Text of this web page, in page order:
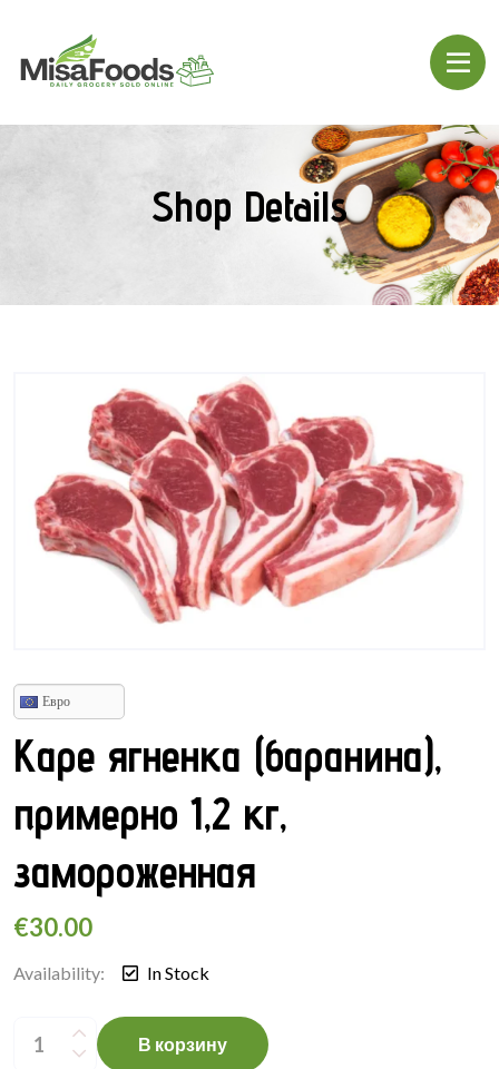
Shop Details
Евро
Каре ягненка (баранина),
примерно 1,2 кг,
замороженная
€30.00
Availability: In Stock
ягненка
(баранина),
В корзину